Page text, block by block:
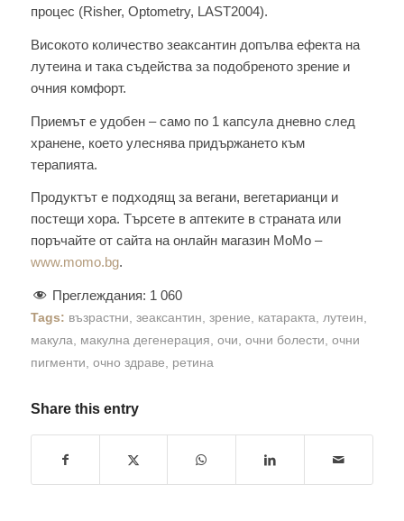
процес (Risher, Optometry, LAST2004).
Високото количество зеаксантин допълва ефекта на
лутеина и така съдейства за подобреното зрение и
очния комфорт.
Приемът е удобен – само по 1 капсула дневно след
хранене, което улеснява придържането към
терапията.
Продуктът е подходящ за вегани, вегетарианци и
постещи хора. Търсете в аптеките в страната или
поръчайте от сайта на онлайн магазин МоМо –
www.momo.bg.
Преглеждания: 1 060
Tags: възрастни, зеаксантин, зрение, катаракта, лутеин,
макула, макулна дегенерация, очи, очни болести, очни
пигменти, очно здраве, ретина
Share this entry